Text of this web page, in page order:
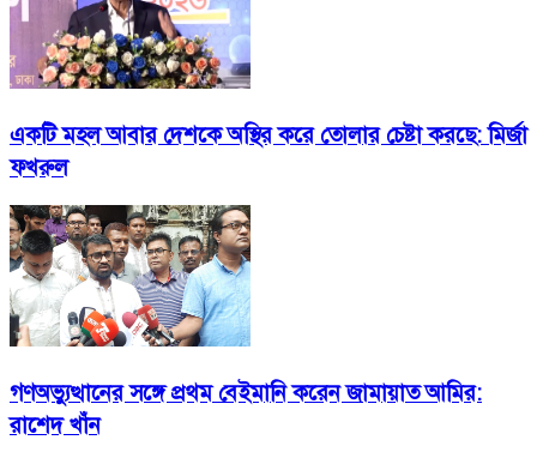
একটি মহল আবার দেশকে অস্থির করে তোলার চেষ্টা করছে: মির্জা
ফখরুল
গণঅভ্যুত্থানের সঙ্গে প্রথম বেইমানি করেন জামায়াত আমির:
রাশেদ খাঁন